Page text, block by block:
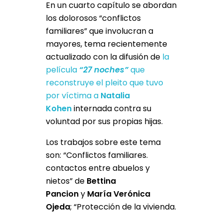
En un cuarto capítulo se abordan
los dolorosos “conflictos
familiares” que involucran a
mayores, tema recientemente
actualizado con la difusión de la
película “27 noches”que
reconstruye el pleito que tuvo
por víctima a Natalia
Koheninternada contra su
voluntad por sus propias hijas.
Los trabajos sobre este tema
son: “Conflictos familiares.
contactos entre abuelos y
nietos” de Bettina
PancionyMaría Verónica
Ojeda; “Protección de la vivienda.